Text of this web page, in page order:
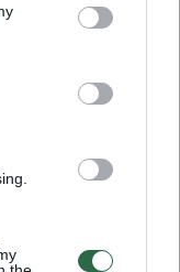
dviejų moterų ir
aplinkkelis: